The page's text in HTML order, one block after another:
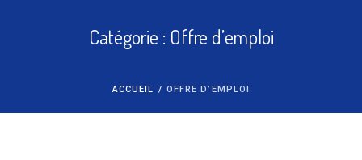
Catégorie : Offre d’emploi
ACCUEIL / OFFRE D’EMPLOI